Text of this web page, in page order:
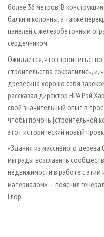
более 36 метров. В
балки и колонны, а также
панелей с железобетонным
сердечником.
Ожидается, что строительство
строительства сократились,
древесина хорошо себя
рассказал директор HPA Рэй
свой значительный опыт в
чтобы помочь [строительной
этот исторический новый
«Здания из массивного дерева
мы рады возглавить
недвижимости в работе с
материалом», – пояснил
Глор.